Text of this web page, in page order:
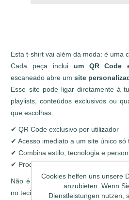
Esta t-shirt vai além da moda: é uma
Cada peça inclui um QR Code
escaneado abre umsite
Esse site pode ligar diretamente à
playlists, conteúdos exclusivos ou
que escolhas.
✔ QR Code exclusivo por utilizador
✔ Acesso imediato a um site único só
✔ Combina estilo, tecnologia e
✔ Produção em impressão DTF de
Não é apenas uma t-shirt. É a tua
no tecido.
Cookies helfen uns unsere
anzubieten. Wenn
Dienstleistungen nutzen,